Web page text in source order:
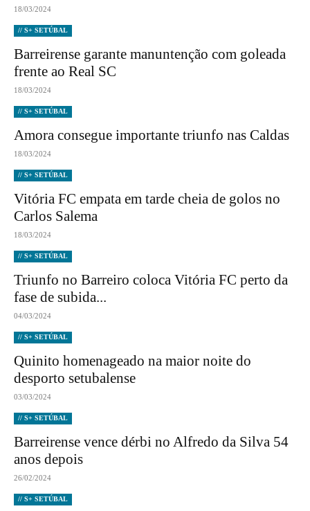
18/03/2024
// S+ SETÚBAL
Barreirense garante manuntenção com goleada
frente ao Real SC
18/03/2024
// S+ SETÚBAL
Amora consegue importante triunfo nas Caldas
18/03/2024
// S+ SETÚBAL
Vitória FC empata em tarde cheia de golos no
Carlos Salema
18/03/2024
// S+ SETÚBAL
Triunfo no Barreiro coloca Vitória FC perto da
fase de subida...
04/03/2024
// S+ SETÚBAL
Quinito homenageado na maior noite do
desporto setubalense
03/03/2024
// S+ SETÚBAL
Barreirense vence dérbi no Alfredo da Silva 54
anos depois
26/02/2024
// S+ SETÚBAL